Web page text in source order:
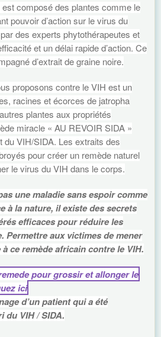
composé des plantes comme le
pouvoir d’action sur le virus du
des experts phytothérapeutes et
et un délai rapide d’action. Ce
d’extrait de graine noire.
proposons contre le VIH est un
racines et écorces de jatropha
plantes aux propriétés
miracle « AU REVOIR SIDA »
du VIH/SIDA. Les extraits des
pour créer un remède naturel
le virus du VIH dans le corps.
une maladie sans espoir comme
à la nature, il existe des secrets
efficaces pour réduire les
Permettre aux victimes de mener
ce remède africain contre le VIH.
pour grossir et allonger le
ici
d’un patient qui a été
du VIH / SIDA.